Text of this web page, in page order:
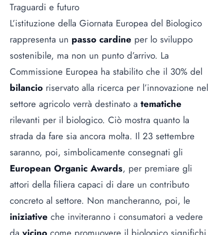
Traguardi e futuro
L’istituzione della Giornata Europea del Biologico
rappresenta un passo cardine per lo sviluppo
sostenibile, ma non un punto d’arrivo. La
Commissione Europea ha stabilito che il 30% del
bilancio riservato alla ricerca per l’innovazione nel
settore agricolo verrà destinato a tematiche
rilevanti per il biologico. Ciò mostra quanto la
strada da fare sia ancora molta. Il 23 settembre
saranno, poi, simbolicamente consegnati gli
European Organic Awards, per premiare gli
attori della filiera capaci di dare un contributo
concreto al settore. Non mancheranno, poi, le
iniziative che inviteranno i consumatori a vedere